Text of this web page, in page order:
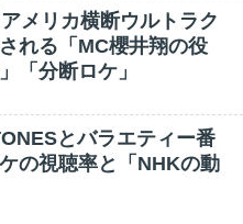
メリカ横断ウルトラク
れる「MC櫻井翔の役
「分断ロケ」
とバラエティー番
の視聴率と「NHKの動